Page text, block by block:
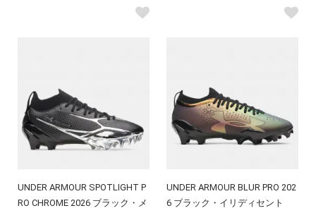
UNDER ARMOUR SPOTLIGHT P
RO CHROME 2026 ブラック・メ
UNDER ARMOUR BLUR PRO 202
6 ブラック・イリディセント